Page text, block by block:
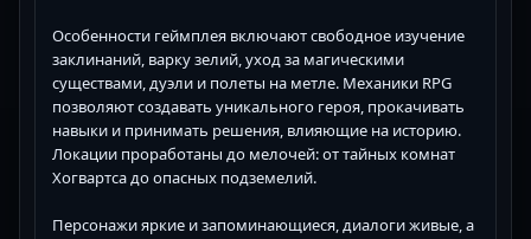
Особенности геймплея включают свободное изучение
заклинаний, варку зелий, уход за магическими
существами, дуэли и полеты на метле. Механики RPG
позволяют создавать уникального героя, прокачивать
навыки и принимать решения, влияющие на историю.
Локации проработаны до мелочей: от тайных комнат
Хогвартса до опасных подземелий.
Персонажи яркие и запоминающиеся, диалоги живые, а